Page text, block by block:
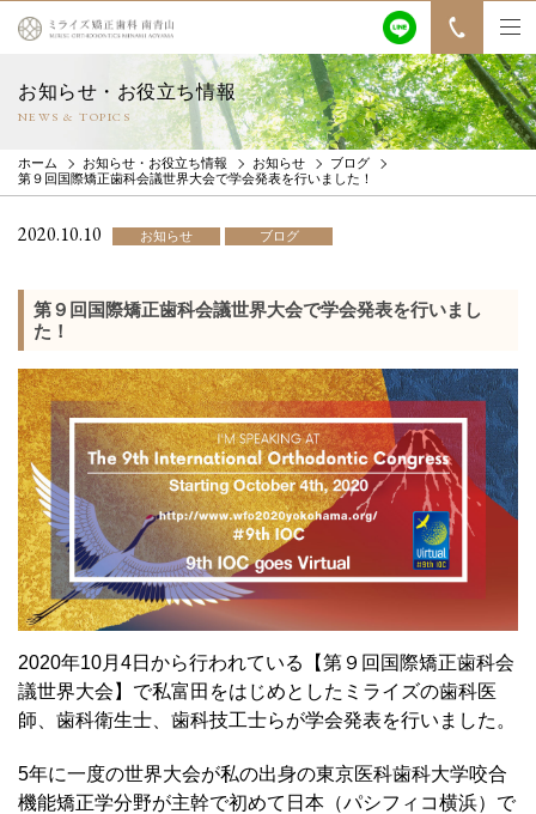
お知らせ・お役立ち情報
NEWS & TOPICS
ホーム お知らせ・お役立ち情報 お知らせ
ブログ
第９回国際矯正歯科会議世界大会で学会発表を行いました！
2020.10.10 お知らせ ブログ
第９回国際矯正歯科会議世界大会で学会発表を行いまし
た！
2020年10月4日から行われている【第９回国際矯正歯科会
議世界大会】で私富田をはじめとしたミライズの歯科医
師、歯科衛生士、歯科技工士らが学会発表を行いました。
5年に一度の世界大会が私の出身の東京医科歯科大学咬合
機能矯正学分野が主幹で初めて日本（パシフィコ横浜）で